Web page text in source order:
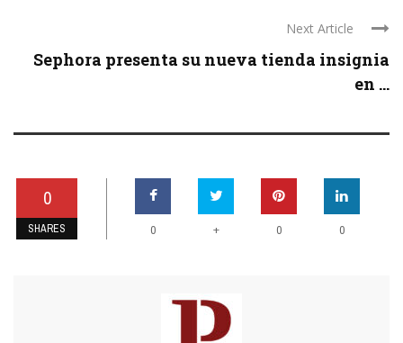
Next Article
Sephora presenta su nueva tienda insignia
en ...
0
SHARES 0 + 0 0